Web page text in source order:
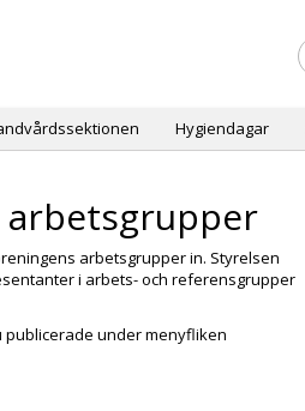
Hygiendagar
arbetsgrupper
arbetsgrupper in. Styrelsen
i arbets- och referensgrupper
under menyfliken